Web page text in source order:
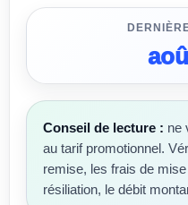
Conseil de lecture : ne
au tarif promotionnel.
remise, les frais de
résiliation, le débit